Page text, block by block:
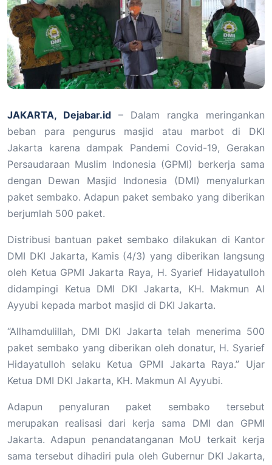
JAKARTA, Dejabar.id – Dalam rangka meringankan
beban para pengurus masjid atau marbot di DKI
Jakarta karena dampak Pandemi Covid-19, Gerakan
Persaudaraan Muslim Indonesia (GPMI) berkerja sama
dengan Dewan Masjid Indonesia (DMI) menyalurkan
paket sembako. Adapun paket sembako yang diberikan
berjumlah 500 paket.
Distribusi bantuan paket sembako dilakukan di Kantor
DMI DKI Jakarta, Kamis (4/3) yang diberikan langsung
oleh Ketua GPMI Jakarta Raya, H. Syarief Hidayatulloh
didampingi Ketua DMI DKI Jakarta, KH. Makmun Al
Ayyubi kepada marbot masjid di DKI Jakarta.
“Allhamdulillah, DMI DKI Jakarta telah menerima 500
paket sembako yang diberikan oleh donatur, H. Syarief
Hidayatulloh selaku Ketua GPMI Jakarta Raya.” Ujar
Ketua DMI DKI Jakarta, KH. Makmun Al Ayyubi.
Adapun penyaluran paket sembako tersebut
merupakan realisasi dari kerja sama DMI dan GPMI
Jakarta. Adapun penandatanganan MoU terkait kerja
sama tersebut dihadiri pula oleh Gubernur DKI Jakarta,